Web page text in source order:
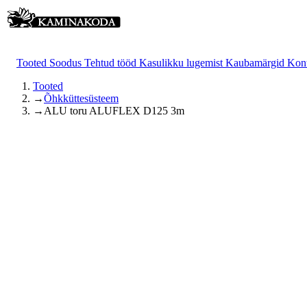
Tooted Soodus Tehtud tööd Kasulikku lugemist Kaubamärgid
Tooted
→Õhkküttesüsteem
→ ALU toru ALUFLEX D125 3m